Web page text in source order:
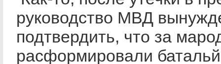
руководство МВД
подтвердить, что за
расформировали